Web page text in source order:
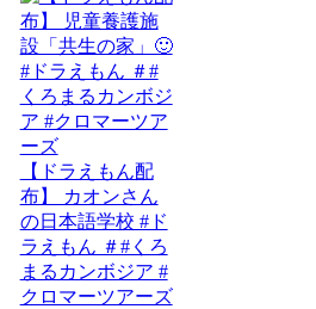
【ドラえもん配
布】 カオンさん
の日本語学校 #ド
ラえもん ＃#くろ
まるカンボジア #
クロマーツアーズ